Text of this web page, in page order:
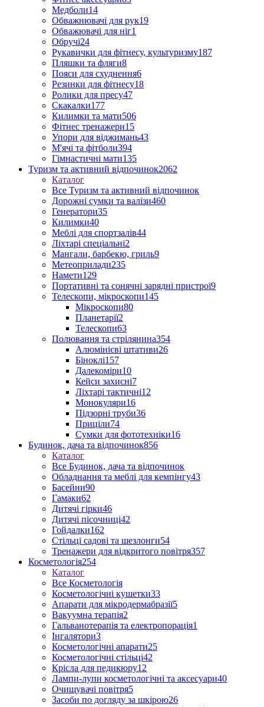
Медболи14
Обважнювачі для рук19
Обважювачі для ніг1
Обручі24
Рукавички для фітнесу, культуризму187
Пляшки та фляги8
Пояси для схуднення6
Резинки для фітнесу18
Ролики для пресу47
Скакалки177
Килимки та мати506
Фітнес тренажери15
Упори для віджимань43
М'ячі та фітболи394
Гімнастичні мати135
Туризм та активний відпочинок2062
Каталог
Все Туризм та активний відпочинок
Дорожні сумки та валізи460
Генератори35
Килимки40
Меблі для спортзалів44
Ліхтарі спеціальні2
Мангали, барбекю, гриль9
Метеоприлади235
Намети129
Портативні та сонячні зарядні пристрої9
Телескопи, мікроскопи145
Мікроскопи80
Планетарії2
Телескопи63
Полювання та стрілянина354
Алюмінієві штативи26
Біноклі157
Далекоміри10
Кейси захисні7
Ліхтарі тактичні12
Монокуляри16
Підзорні труби36
Приціли74
Сумки для фототехніки16
Будинок, дача та відпочинок856
Каталог
Все Будинок, дача та відпочинок
Обладнання та меблі для кемпінгу43
Басейни90
Гамаки62
Дитячі гірки46
Дитячі пісочниці42
Гойдалки162
Стільці садові та шезлонги54
Тренажери для відкритого повітря357
Косметологія254
Каталог
Все Косметологія
Косметологічні кушетки33
Апарати для мікродермабразії5
Вакуумна терапія2
Гальванотерапія та електропорація1
Інгалятори3
Косметологічні апарати25
Косметологічні стільці42
Крісла для педикюру12
Лампи-лупи косметологічні та аксесуари40
Очищувачі повітря5
Засоби по догляду за шкірою26